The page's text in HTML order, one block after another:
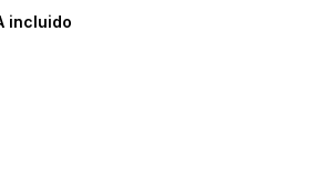
incluido